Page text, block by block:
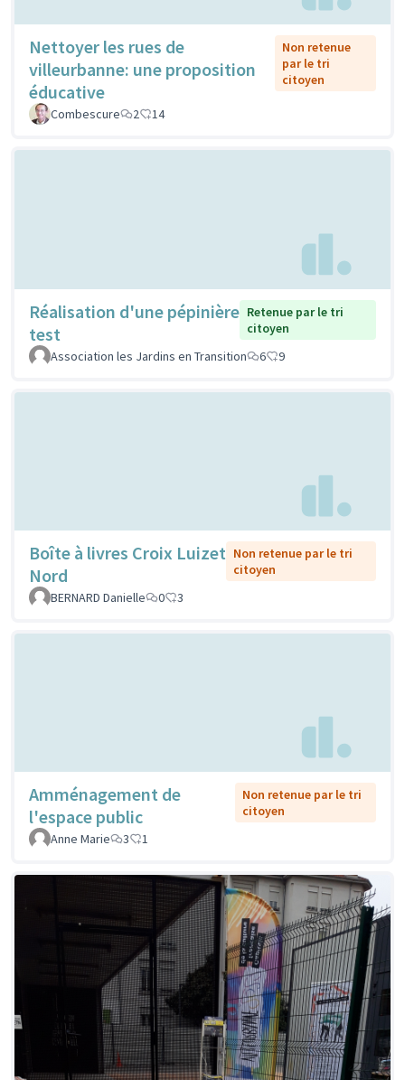
Nettoyer les rues de
villeurbanne: une proposition
éducative
Non retenue
par le tri
citoyen
Combescure 2 14
Réalisation d'une pépinière
test
Retenue par le tri
citoyen
Association les Jardins en Transition
6 9
Boîte à livres Croix Luizet
Nord
Non retenue par le tri
citoyen
BERNARD Danielle
0 3
Amménagement de
l'espace public
Non retenue par le tri
citoyen
Anne Marie
3 1